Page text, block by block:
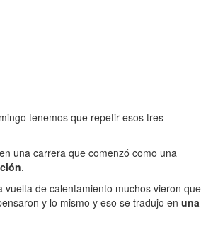
tenemos que repetir esos tres
una carrera que comenzó como una
.
de calentamiento muchos vieron que
y lo mismo y eso se tradujo en una